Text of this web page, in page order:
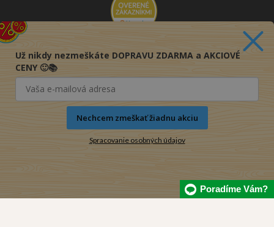
Poradíme Vám?
Už nikdy nezmeškáte DOPRAVU ZDARMA a AKCIOVÉ
CENY 🙂📚
Nechcem zmeškať žiadnu akciu
Spracovanie osobných údajov